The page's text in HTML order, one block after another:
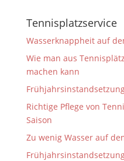
Tennisplatzservice
Wasserknappheit auf
Wie man aus
machen kann
Richtige Pflege von
Saison
Zu wenig Wasser auf